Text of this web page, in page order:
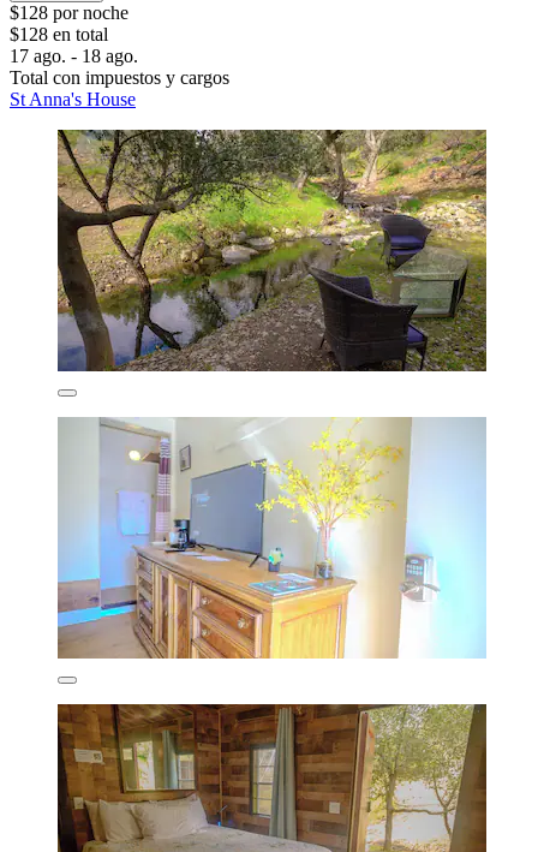
$128 por noche
$128 en total
17 ago. - 18 ago.
Total con impuestos y cargos
St Anna's House